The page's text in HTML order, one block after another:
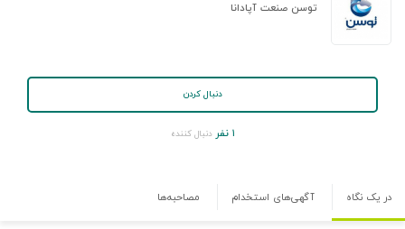
توسن صنعت آپادانا
دنبال کردن
۱ نفر دنبال کننده
در یک نگاه آگهی‌های استخدام مصاحبه‌ها